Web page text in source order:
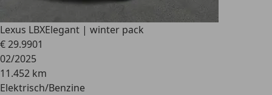
Lexus LBXElegant | winter pack
€ 29.9901
02/2025
11.452 km
Elektrisch/Benzine